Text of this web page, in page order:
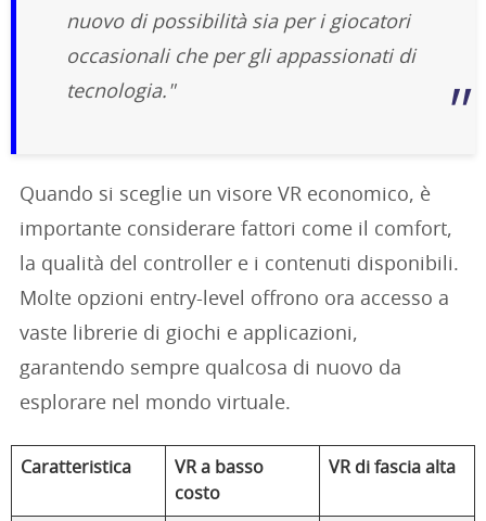
nuovo di possibilità sia per i giocatori
occasionali che per gli appassionati di
tecnologia."
Quando si sceglie un visore VR economico, è
importante considerare fattori come il comfort,
la qualità del controller e i contenuti disponibili.
Molte opzioni entry-level offrono ora accesso a
vaste librerie di giochi e applicazioni,
garantendo sempre qualcosa di nuovo da
esplorare nel mondo virtuale.
Caratteristica
VR a basso
costo
VR di fascia alta